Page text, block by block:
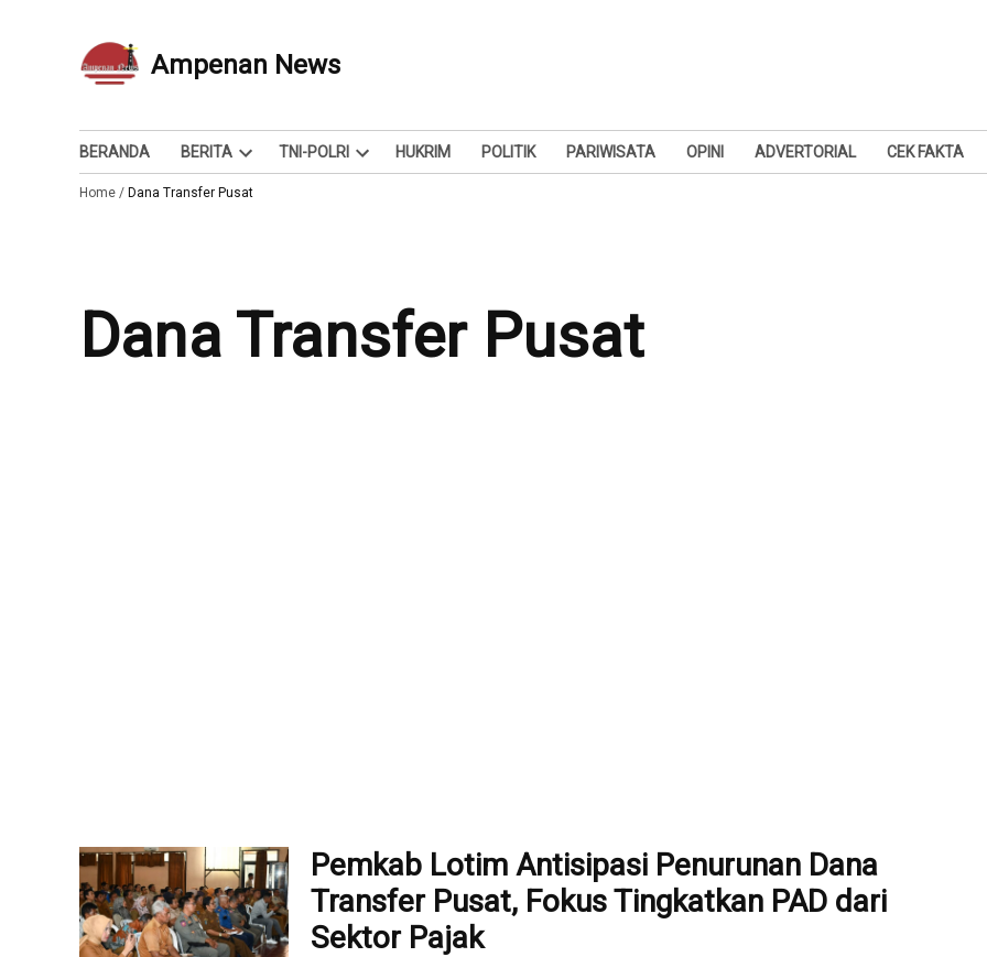
Ampenan News
Berita dan Info
BERANDA BERITA
Open
dropdown
TNI-POLRI
Open
HUKRIM POLITIK PARIWISATA OPINI ADVERTORIAL CEK FAKTA
Home / Dana Transfer Pusat
Dana Transfer Pusat
Pemkab Lotim Antisipasi Penurunan Dana
Transfer Pusat, Fokus Tingkatkan PAD dari
Sektor Pajak